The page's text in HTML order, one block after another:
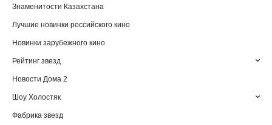
Знаменитости Казахстана
Лучшие новинки российского кино
Новинки зарубежного кино
Рейтинг звезд
Новости Дома 2
Шоу Холостяк
Фабрика звезд